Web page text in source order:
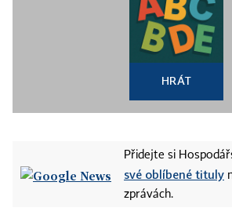
HRÁT
Přidejte si
své oblíbené tituly
zprávách.